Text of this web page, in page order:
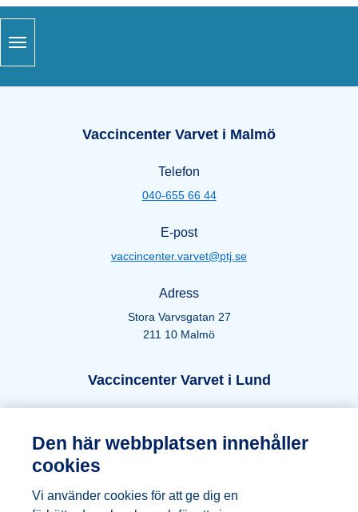
Den här webbplatsen innehåller
cookies
Vi använder cookies för att ge dig en
Öppettider Varvet i Malmö
Vaccincenter Varvet i Malmö
Telefon
040-655 66 44
E-post
vaccincenter.varvet@ptj.se
Adress
Stora Varvsgatan 27
211 10 Malmö
Öppettider Lund
Vaccincenter Varvet i Lund
046-271 66 44
vaccincenter.varvet@ptj.se